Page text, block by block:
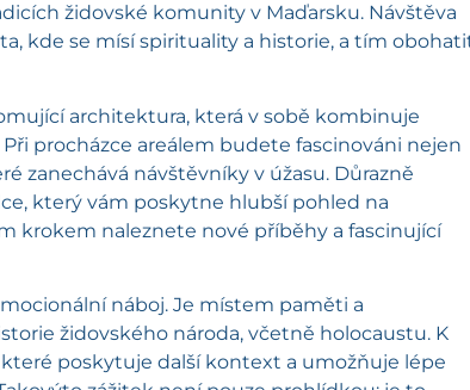
židovské komunity v Maďarsku. Návštěva
kde se mísí spirituality a historie, a tím
architektura, která v sobě kombinuje
procházce areálem budete fascinováni nejen
zanechává návštěvníky v úžasu. Důrazně
který vám poskytne hlubší pohled na
krokem naleznete nové příběhy a fascinující
náboj. Je místem paměti a
židovského národa, včetně holocaustu. K
poskytuje další kontext a umožňuje lépe